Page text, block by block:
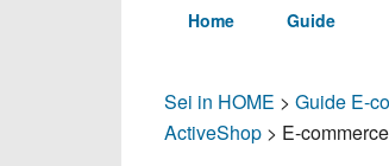
Home Guide
Sei in HOME > Guide E-
ActiveShop > E-